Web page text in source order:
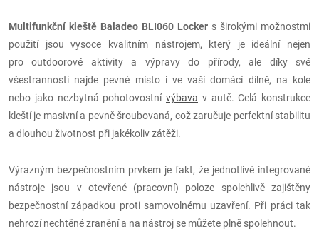
Multifunkční kleště Baladeo BLI060 Locker s širokými možnostmi
použití jsou vysoce kvalitním nástrojem, který je ideální nejen
pro outdoorové aktivity a výpravy do přírody, ale díky své
všestrannosti najde pevné místo i ve vaší domácí dílně, na kole
nebo jako nezbytná pohotovostní výbava v autě. Celá konstrukce
kleští je masivní a pevně šroubovaná, což zaručuje perfektní stabilitu
a dlouhou životnost při jakékoliv zátěži.
Výrazným bezpečnostním prvkem je fakt, že jednotlivé integrované
nástroje jsou v otevřené (pracovní) poloze spolehlivě zajištěny
bezpečnostní západkou proti samovolnému uzavření. Při práci tak
nehrozí nechtěné zranění a na nástroj se můžete plně spolehnout.